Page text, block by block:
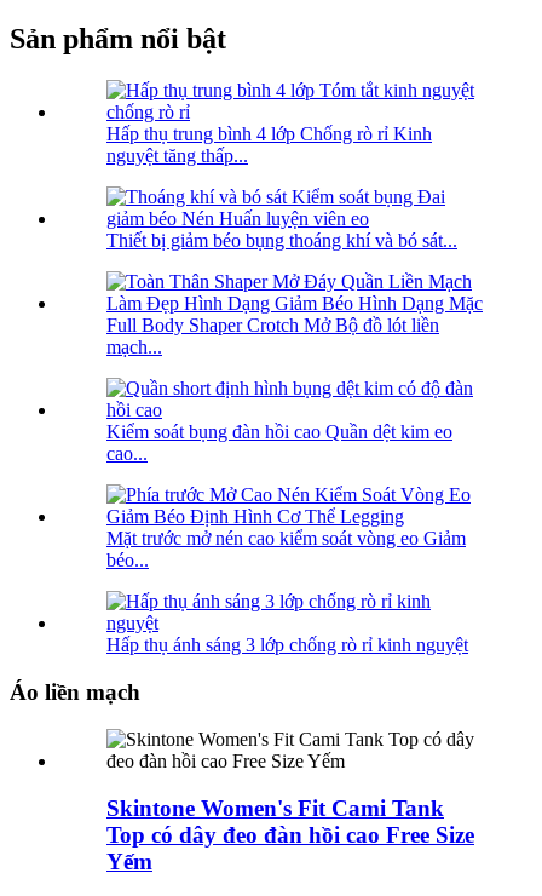
Sản phẩm nổi bật
Hấp thụ trung bình 4 lớp Chống rò rỉ Kinh
nguyệt tăng thấp...
Thiết bị giảm béo bụng thoáng khí và bó sát...
Full Body Shaper Crotch Mở Bộ đồ lót liền
mạch...
Kiểm soát bụng đàn hồi cao Quần dệt kim eo
cao...
Mặt trước mở nén cao kiểm soát vòng eo Giảm
béo...
Hấp thụ ánh sáng 3 lớp chống rò rỉ kinh nguyệt
Áo liền mạch
Skintone Women's Fit Cami Tank
Top có dây đeo đàn hồi cao Free Size
Yếm